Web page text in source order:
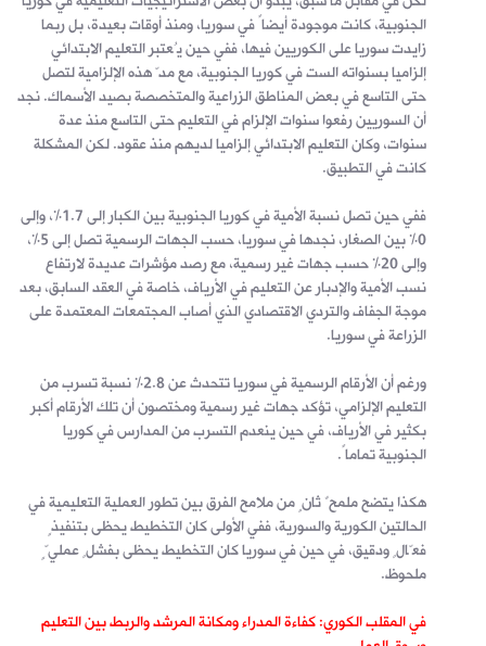
الجنوبية، كانت موجودة أيضاً في سوريا، ومنذ أوقات بعيدة، بل ربما
زايدت سوريا على الكوريين فيها، ففي حين يُعتبر التعليم الابتدائي
إلزاميا بسنواته الست في كوريا الجنوبية، مع مدّ هذه الإلزامية لتصل
حتى التاسع في بعض المناطق الزراعية والمتخصصة بصيد الأسماك. نجد
أن السوريين رفعوا سنوات الإلزام في التعليم حتى التاسع منذ عدة
سنوات، وكان التعليم الابتدائي إلزاميا لديهم منذ عقود. لكن المشكلة
كانت في التطبيق.
ففي حين تصل نسبة الأمية في كوريا الجنوبية بين الكبار إلى 1.7%، وإلى
0% بين الصغار، نجدها في سوريا، حسب الجهات الرسمية تصل إلى 5%،
وإلى 20% حسب جهات غير رسمية، مع رصد مؤشرات عديدة لارتفاع
نسب الأمية والإدبار عن التعليم في الأرياف، خاصة في العقد السابق، بعد
موجة الجفاف والتردي الاقتصادي الذي أصاب المجتمعات المعتمدة على
الزراعة في سوريا.
ورغم أن الأرقام الرسمية في سوريا تتحدث عن 2.8% نسبة تسرب من
التعليم الإلزامي، تؤكد جهات غير رسمية ومختصون أن تلك الأرقام أكبر
بكثير في الأرياف، في حين ينعدم التسرب من المدارس في كوريا
الجنوبية تماماً.
هكذا يتضح ملمحٌ ثانٍ من ملامح الفرق بين تطور العملية التعليمية في
الحالتين الكورية والسورية، ففي الأولى كان التخطيط يحظى بتنفيذٍ
فعّالٍ ودقيق، في حين في سوريا كان التخطيط يحظى بفشلٍ عمليٍّ
ملحوظ.
في المقلب الكوري: كفاءة المدراء ومكانة المرشد والربط بين التعليم